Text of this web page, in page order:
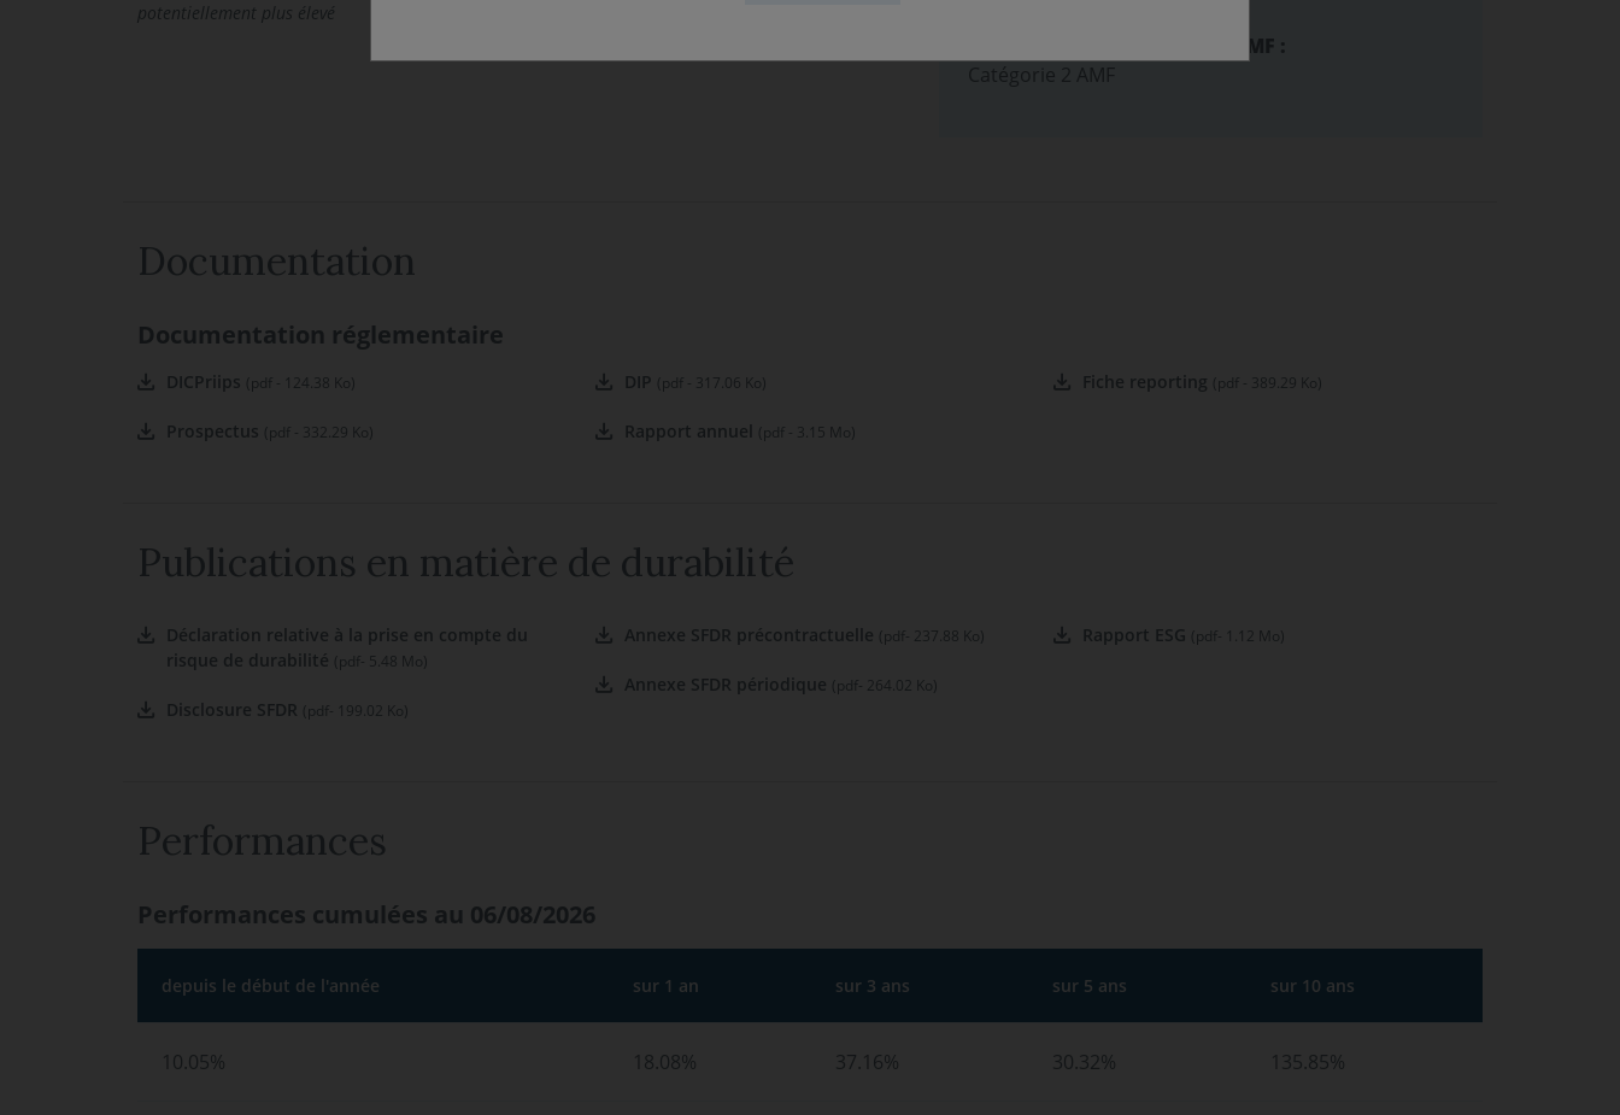
Position-recommandation AMF :
Catégorie 2 AMF
potentiellement plus élevé
Documentation
Documentation réglementaire
DICPriips (pdf - 124.38 Ko)
Prospectus (pdf - 332.29 Ko)
DIP (pdf - 317.06 Ko)
Rapport annuel (pdf - 3.15 Mo)
Fiche reporting (pdf - 389.29 Ko)
Publications en matière de durabilité
Déclaration relative à la prise en compte du
risque de durabilité (pdf- 5.48 Mo)
Disclosure SFDR (pdf- 199.02 Ko)
Annexe SFDR précontractuelle (pdf- 237.88 Ko)
Annexe SFDR périodique (pdf- 264.02 Ko)
Rapport ESG (pdf- 1.12 Mo)
Performances
Performances cumulées au 06/08/2026
depuis le début de l'année sur 1 an sur 3 ans sur 5 ans sur 10 ans
10.05% 18.08% 37.16% 30.32% 135.85%